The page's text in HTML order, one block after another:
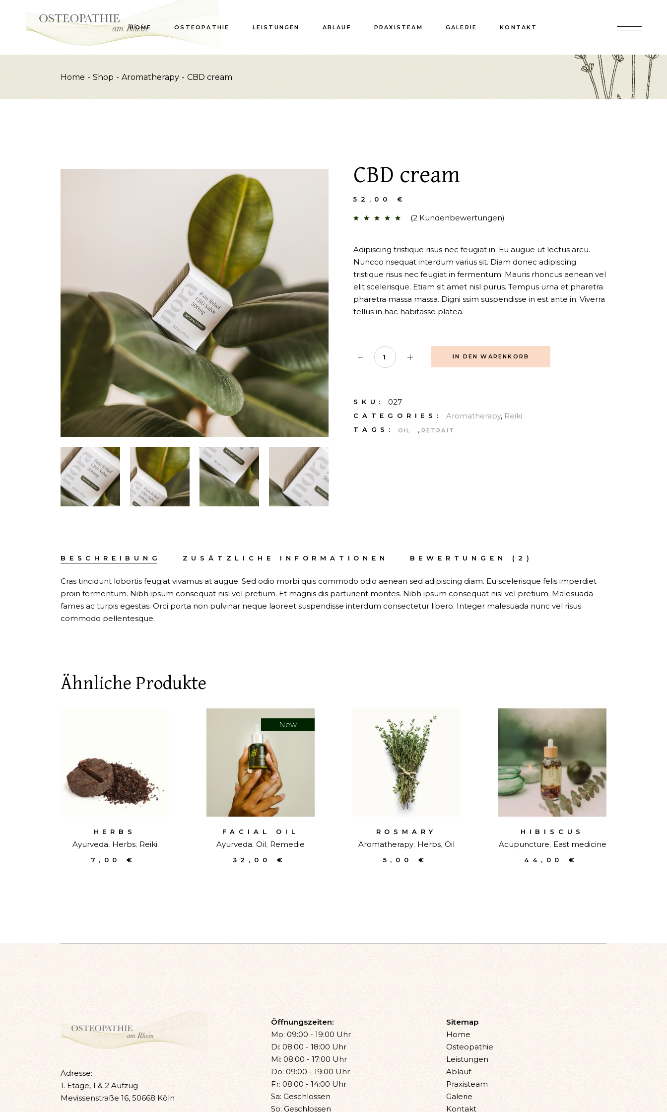
content HOME OSTEOPATHIE LEISTUNGEN ABLAUF PRAXISTEAM GALERIE KONTAKT
Home Shop Aromatherapy CBD cream
CBD cream
52,00 €
(2 Kundenbewertungen)
Adipiscing tristique risus nec feugiat in. Eu augue ut lectus arcu.
Nuncco nsequat interdum varius sit. Diam donec adipiscing
tristique risus nec feugiat in fermentum. Mauris rhoncus aenean vel
elit scelerisque. Etiam sit amet nisl purus. Tempus urna et pharetra
pharetra massa massa. Digni ssim suspendisse in est ante in. Viverra
tellus in hac habitasse platea.
CBD cream quantity
IN DEN WARENKORB
SKU: 027
CATEGORIES: Aromatherapy, Reiki
TAGS: OIL , RETRAIT
BESCHREIBUNG ZUSÄTZLICHE INFORMATIONEN BEWERTUNGEN (2)
Cras tincidunt lobortis feugiat vivamus at augue. Sed odio morbi quis commodo odio aenean sed adipiscing diam. Eu scelerisque felis imperdiet
proin fermentum. Nibh ipsum consequat nisl vel pretium. Et magnis dis parturient montes. Nibh ipsum consequat nisl vel pretium. Malesuada
fames ac turpis egestas. Orci porta non pulvinar neque laoreet suspendisse interdum consectetur libero. Integer malesuada nunc vel risus
commodo pellentesque.
Ähnliche Produkte
HERBS
Ayurveda Herbs Reiki
7,00€
New
FACIAL OIL
Ayurveda Oil Remedie
32,00 €
ROSMARY
Aromatherapy Herbs Oil
5,00 €
HIBISCUS
Acupuncture East medicine
44,00 €
Adresse:
1. Etage, 1 & 2 Aufzug
Mevissenstraße 16, 50668 Köln
Öffnungszeiten:
Mo: 09:00 - 19:00 Uhr
Di: 08:00 - 18:00 Uhr
Mi: 08:00 - 17:00 Uhr
Do: 09:00 - 19:00 Uhr
Fr: 08:00 - 14:00 Uhr
Sa: Geschlossen
So: Geschlossen
Sitemap
Home
Osteopathie
Leistungen
Ablauf
Praxisteam
Galerie
Kontakt